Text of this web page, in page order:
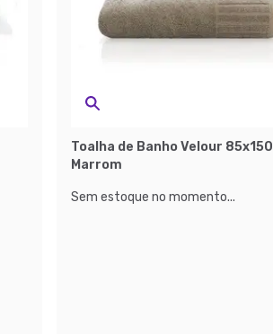
Toalha de Banho Velour 85x150
Marrom
Sem estoque no momento...